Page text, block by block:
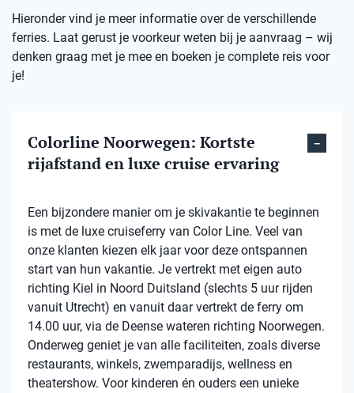
Hieronder vind je meer informatie over de verschillende
ferries. Laat gerust je voorkeur weten bij je aanvraag – wij
denken graag met je mee en boeken je complete reis voor
je!
Colorline Noorwegen: Kortste
rijafstand en luxe cruise ervaring
Een bijzondere manier om je skivakantie te beginnen
is met de luxe cruiseferry van Color Line. Veel van
onze klanten kiezen elk jaar voor deze ontspannen
start van hun vakantie. Je vertrekt met eigen auto
richting Kiel in Noord Duitsland (slechts 5 uur rijden
vanuit Utrecht) en vanuit daar vertrekt de ferry om
14.00 uur, via de Deense wateren richting Noorwegen.
Onderweg geniet je van alle faciliteiten, zoals diverse
restaurants, winkels, zwemparadijs, wellness en
theatershow. Voor kinderen én ouders een unieke